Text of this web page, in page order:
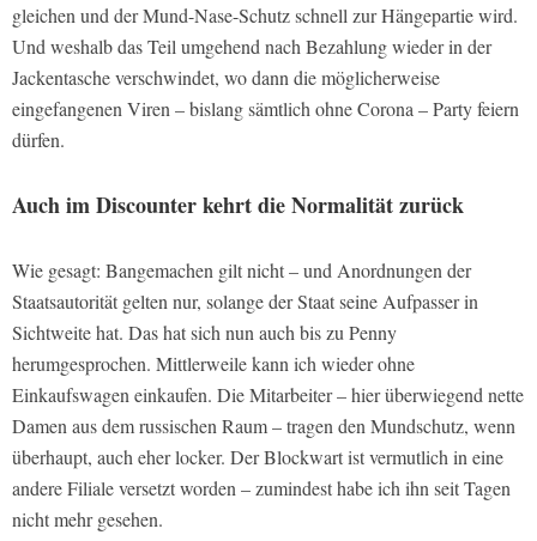
gleichen und der Mund-Nase-Schutz schnell zur Hängepartie wird.
Und weshalb das Teil umgehend nach Bezahlung wieder in der
Jackentasche verschwindet, wo dann die möglicherweise
eingefangenen Viren – bislang sämtlich ohne Corona – Party feiern
dürfen.
Auch im Discounter kehrt die Normalität zurück
Wie gesagt: Bangemachen gilt nicht – und Anordnungen der
Staatsautorität gelten nur, solange der Staat seine Aufpasser in
Sichtweite hat. Das hat sich nun auch bis zu Penny
herumgesprochen. Mittlerweile kann ich wieder ohne
Einkaufswagen einkaufen. Die Mitarbeiter – hier überwiegend nette
Damen aus dem russischen Raum – tragen den Mundschutz, wenn
überhaupt, auch eher locker. Der Blockwart ist vermutlich in eine
andere Filiale versetzt worden – zumindest habe ich ihn seit Tagen
nicht mehr gesehen.